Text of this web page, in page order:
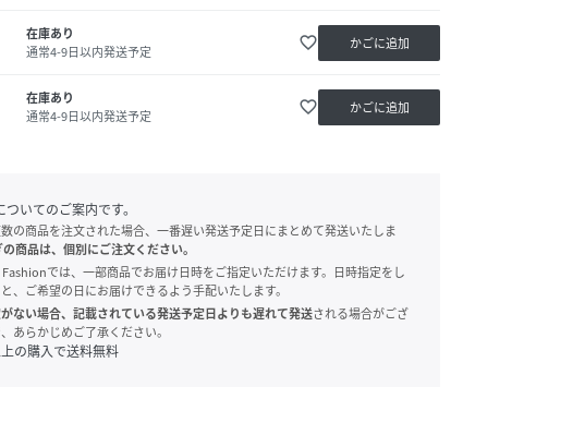
在庫あり
通常4-9日以内発送予定
favorite_border かごに追加
在庫あり
通常4-9日以内発送予定
favorite_border かごに追加
いてのご案内です。
の商品を注文された場合、一番遅い発送予定日にまとめて発送いたしま
商品は、個別にご注文ください。
では、一部商品でお届け日時をご指定いただけます。日時指定をし
、ご希望の日にお届けできるよう手配いたします。
ない場合、記載されている発送予定日よりも遅れて発送される場合がござ
あらかじめご了承ください。
の購入で送料無料